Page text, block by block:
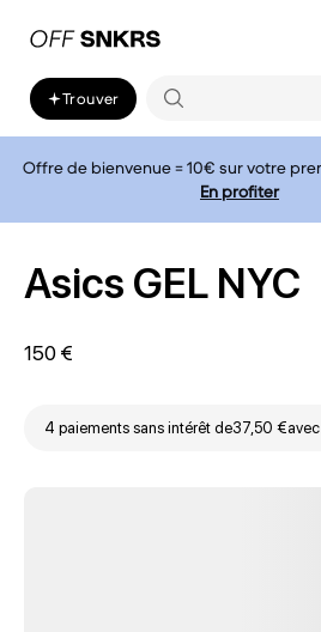
Trouver
Offre de bienvenue = 10€ sur votre
En profiter
Asics GEL NYC
150 €
4 paiements sans intérêt de37,50 €avec